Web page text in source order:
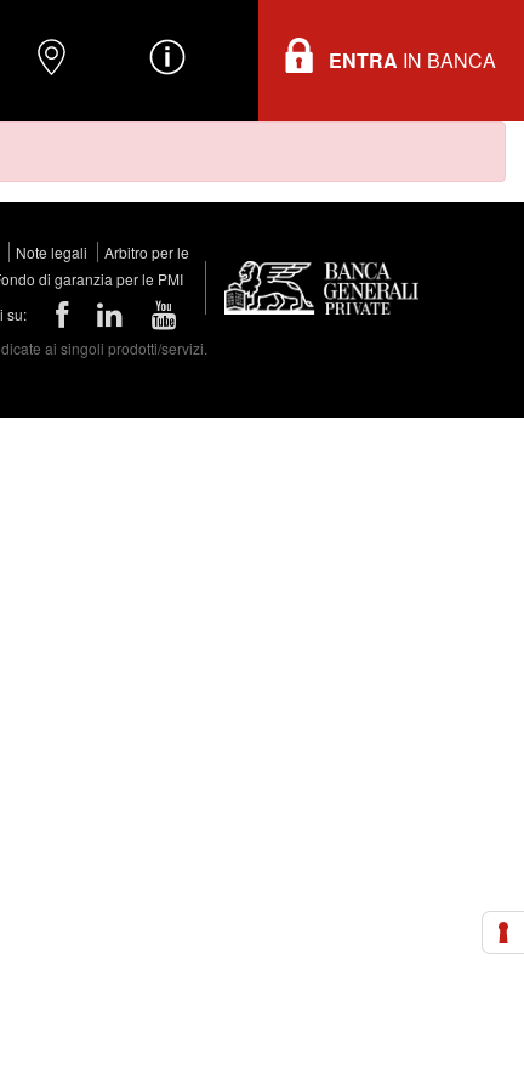
ENTRA IN BANCA
Note legali
Arbitro per le
di garanzia per le PMI
su:
ai singoli prodotti/servizi.